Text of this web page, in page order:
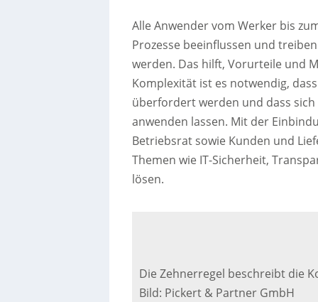
Alle Anwender vom Werker bis
Prozesse beeinflussen und
werden. Das hilft, Vorurteile und
Komplexität ist es notwendig,
überfordert werden und dass
anwenden lassen. Mit der
Betriebsrat sowie Kunden und
Themen wie IT-Sicherheit,
lösen.
Die Zehnerregel beschreibt die
Bild: Pickert & Partner GmbH